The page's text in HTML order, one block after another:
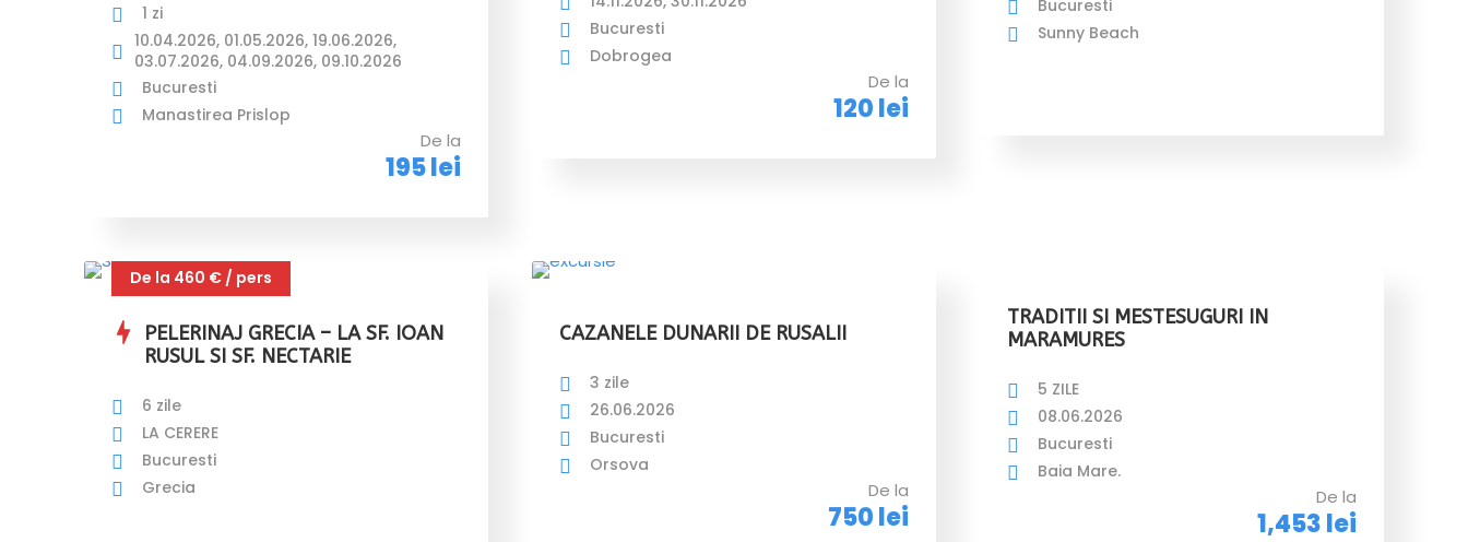
De la
195 lei
1 zi
10.04.2026, 01.05.2026, 19.06.2026,
03.07.2026, 04.09.2026, 09.10.2026
Bucuresti
Manastirea Prislop
De la
120 lei
Bucuresti
Dobrogea
Bucuresti
Sunny Beach
De la 460 € / pers
PELERINAJ GRECIA – LA SF. IOAN
RUSUL SI SF. NECTARIE
6 zile
LA CERERE
Bucuresti
Grecia
CAZANELE DUNARII DE RUSALII
De la
750 lei
3 zile
26.06.2026
Bucuresti
Orsova
TRADITII SI MESTESUGURI IN
MARAMURES
De la
1,453 lei
5 ZILE
08.06.2026
Bucuresti
Baia Mare.